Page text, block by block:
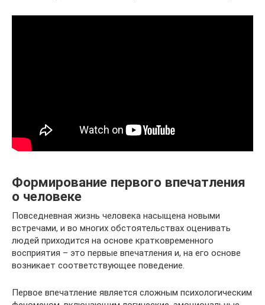
Формирование первого впечатления
о человеке
Повседневная жизнь человека насыщена новыми
встречами, и во многих обстоятельствах оценивать
людей приходится на основе кратковременного
восприятия – это первые впечатления и, на его основе
возникает соответствующее поведение.
Первое впечатление является сложным психологическим